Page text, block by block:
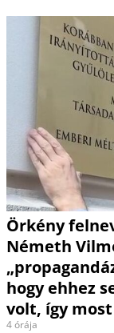
Örkény
Németh
hogy ehhez
volt, így
4 órája